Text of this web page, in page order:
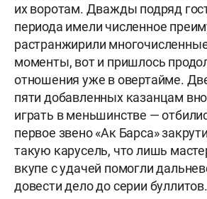
их воротам. Дважды подряд
периода имели численное
растранжирили
моменты, вот и пришлось
отношения уже в овертайме.
пяти добавленных казанцам
играть в меньшинстве —
первое звено «Ак Барса»
такую карусель, что лишь
вкупе с удачей помогли
довести дело до серии